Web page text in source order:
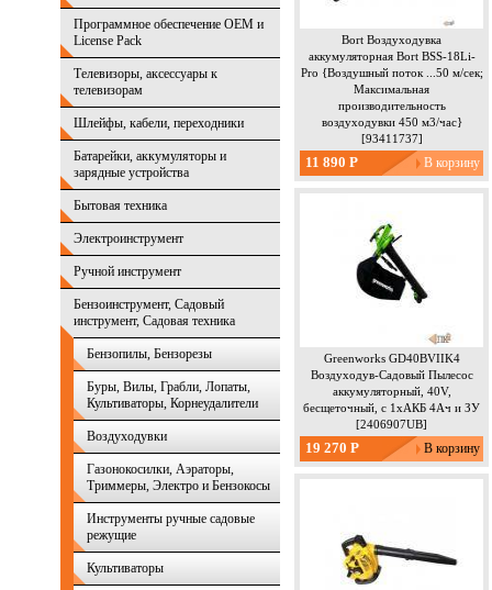
Программное обеспечение OEM и
License Pack
Телевизоры, аксессуары к
телевизорам
Шлейфы, кабели, переходники
Батарейки, аккумуляторы и
зарядные устройства
Бытовая техника
Электроинструмент
Ручной инструмент
Бензоинструмент, Садовый
инструмент, Садовая техника
Бензопилы, Бензорезы
Буры, Вилы, Грабли, Лопаты,
Культиваторы, Корнеудалители
Воздуходувки
Газонокосилки, Аэраторы,
Триммеры, Электро и Бензокосы
Инструменты ручные садовые
режущие
Культиваторы
Bort Воздуходувка
аккумуляторная Bort BSS-18Li-
Pro {Воздушный поток ...50 м/сек;
Максимальная
производительность
воздуходувки 450 м3/час}
[93411737]
11 890 Р
Greenworks GD40BVIIK4
Воздуходув-Садовый Пылесос
аккумуляторный, 40V,
бесщеточный, c 1хАКБ 4Ач и ЗУ
[2406907UB]
19 270 Р
Извините,